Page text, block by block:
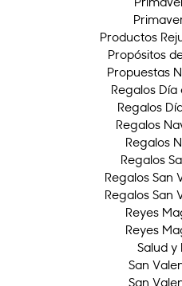
Productos
Propósitos
Propuestas
Regalos
Regalos
Regalos
Regalos
Regalos
Regalos San
Regalos San
Reyes
Reyes
Salud y
San
San